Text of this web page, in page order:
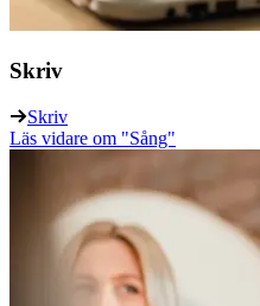
Skriv
Skriv
Läs vidare om "Sång"